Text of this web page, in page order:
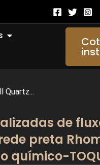
Abrir About Us
Quartz...
de
preta
químico-